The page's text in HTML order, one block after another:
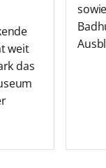
weit
das